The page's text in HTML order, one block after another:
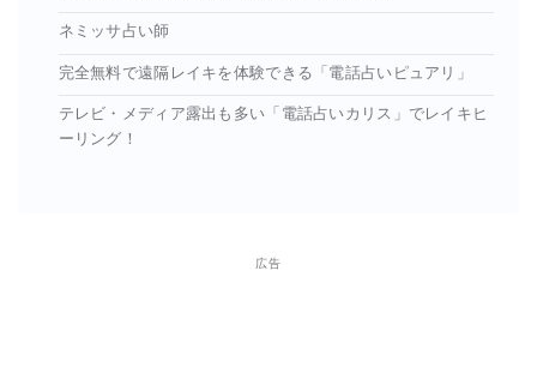
ネミッサ占い師
完全無料で遠隔レイキを体験できる「電話占いピュアリ」
テレビ・メディア露出も多い「電話占いカリス」でレイキヒ
ーリング！
広告